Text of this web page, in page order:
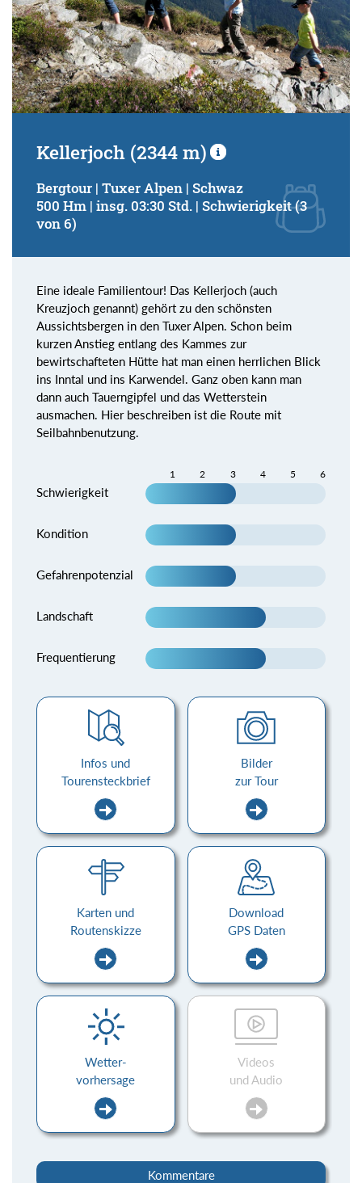
Kellerjoch (2344 m)
Bergtour | Tuxer Alpen | Schwaz
500 Hm | insg. 03:30 Std. | Schwierigkeit (3
von 6)
Eine ideale Familientour! Das Kellerjoch (auch
Kreuzjoch genannt) gehört zu den schönsten
Aussichtsbergen in den Tuxer Alpen. Schon beim
kurzen Anstieg entlang des Kammes zur
bewirtschafteten Hütte hat man einen herrlichen Blick
ins Inntal und ins Karwendel. Ganz oben kann man
dann auch Tauerngipfel und das Wetterstein
ausmachen. Hier beschreiben ist die Route mit
Seilbahnbenutzung.
1 2 3 4 5 6
Schwierigkeit
Kondition
Gefahrenpotenzial
Landschaft
Frequentierung
Infos und
Tourensteckbrief
Bilder
zur Tour
Karten und
Routenskizze
Download
GPS Daten
Wetter-
vorhersage
Videos
und Audio
Kommentare